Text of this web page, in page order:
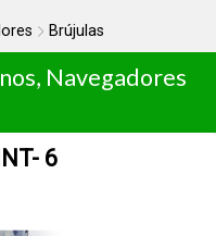
Brújulas
Navegadores
6